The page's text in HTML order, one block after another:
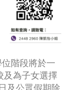
階段將於一
及為子女選擇
及公眾假期除